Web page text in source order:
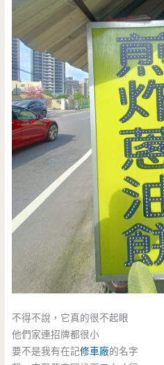
不得不說，它真的很不起眼
他們家連招牌都很小
要不是我有在記修車廠的名字